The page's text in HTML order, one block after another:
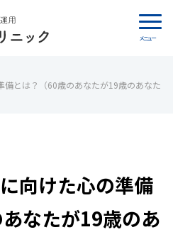
メニュー
備とは？（60歳のあなたが19歳のあなた
向けた心の準備
なたが19歳のあ